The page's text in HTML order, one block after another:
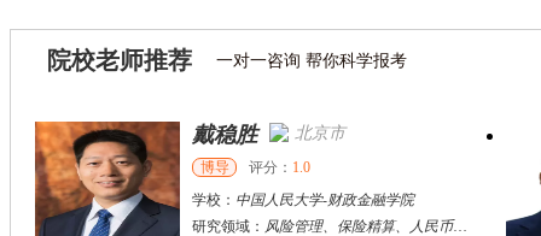
院校老师推荐 一对一咨询 帮你科学报考
戴稳胜 北京市
博导 评分： 1.0
学校： 中国人民大学-财政金融学院
研究领域： 风险管理、保险精算、人民币国际化